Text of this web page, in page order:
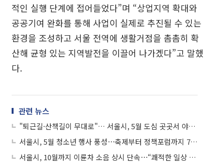
적인 실행 단계에 접어들었다”며 “상업지역 확대와
공공기여 완화를 통해 사업이 실제로 추진될 수 있는
환경을 조성하고 서울 전역에 생활거점을 촘촘히 확
산해 균형 있는 지역발전을 이끌어 나가겠다”고 말했
다.
관련 뉴스
"퇴근길·산책길이 무대로"… 서울시, 5월 도심 곳곳서 야외공연
서울시, 5월 청소년 행사 풍성⋯축제부터 정책포럼까지 75개 열린다
서울시, 10월까지 이륜차 소음 상시 단속⋯“쾌적한 일상 보장”